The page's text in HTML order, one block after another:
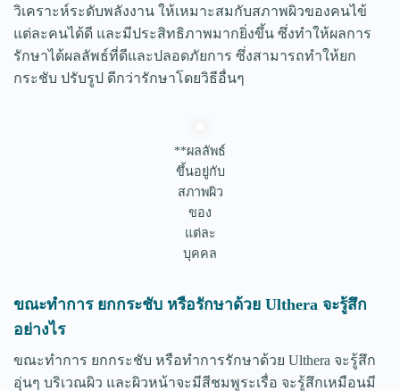
วิเคราะห์ระดับพลังงาน ให้เหมาะสมกับสภาพผิวของคนไข้
แต่ละคนได้ดี และมีประสิทธิภาพมากยิ่งขึ้น ซึ่งทำให้ผลการ
รักษาได้ผลลัพธ์ที่ดีและปลอดภัยการ ซึ่งสามารถทำให้ยก
กระชับ ปรับรูป ดีกว่ารักษาโดยวิธีอื่นๆ
**ผลลัพธ์
ขึ้นอยู่กับ
สภาพผิว
ของ
แต่ละ
บุคคล
ขณะทำการ ยกกระชับ หรือรักษาด้วย Ulthera จะรู้สึก
อย่างไร
ขณะทำการ ยกกระชับ หรือทำการรักษาด้วย Ulthera จะรู้สึก
อุ่นๆ บริเวณผิว และผิวหน้าจะมีสีชมพูระเรื่อ จะรู้สึกเหมือนมี